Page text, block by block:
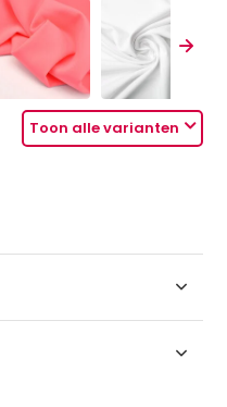
Toon alle varianten